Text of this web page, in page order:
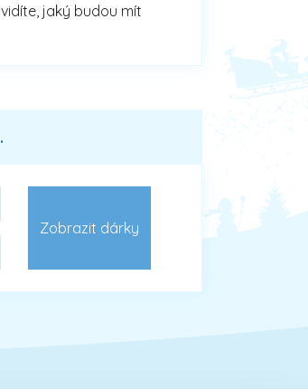
jaký budou mít